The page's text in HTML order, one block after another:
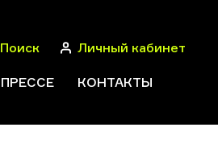
Поиск Личный кабинет
ПРЕССЕ КОНТАКТЫ